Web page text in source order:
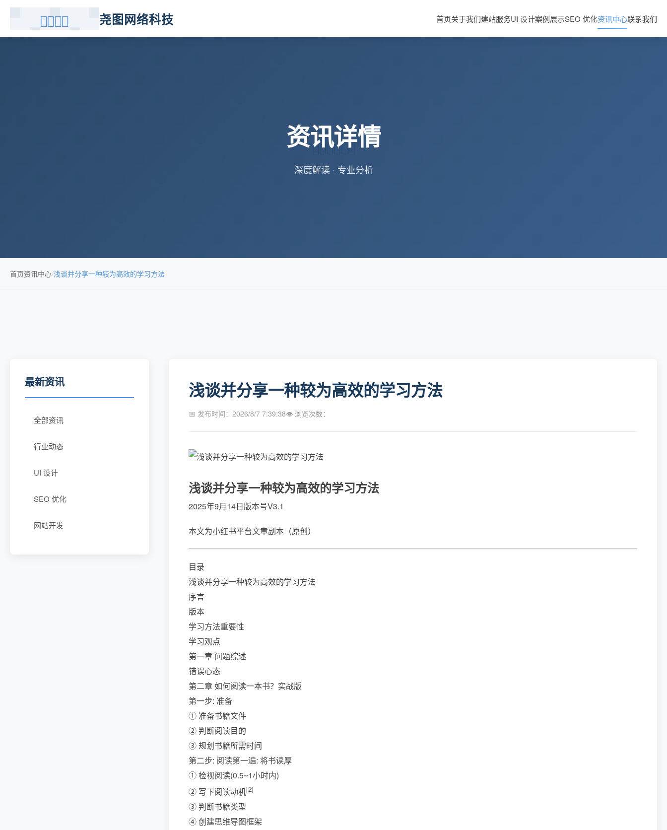
尧图网络科技 首页关于我们建站服务UI 设计案例展示SEO 优化资讯中心联系我们
资讯详情
深度解读 · 专业分析
首页资讯中心/浅谈并分享一种较为高效的学习方法
最新资讯
全部资讯
行业动态
UI 设计
SEO 优化
网站开发
浅谈并分享一种较为高效的学习方法
📅 发布时间：2026/8/7 7:39:38👁 浏览次数：
浅谈并分享一种较为高效的学习方法
2025年9月14日版本号V3.1
本文为小红书平台文章副本（原创）
目录
浅谈并分享一种较为高效的学习方法
序言
版本
学习方法重要性
学习观点
第一章 问题综述
错误心态
第二章 如何阅读一本书？实战版
第一步: 准备
① 准备书籍文件
② 判断阅读目的
③ 规划书籍所需时间
第二步: 阅读第一遍: 将书读厚
① 检视阅读(0.5~1小时内)
② 写下阅读动机[2]
③ 判断书籍类型
④ 创建思维导图框架